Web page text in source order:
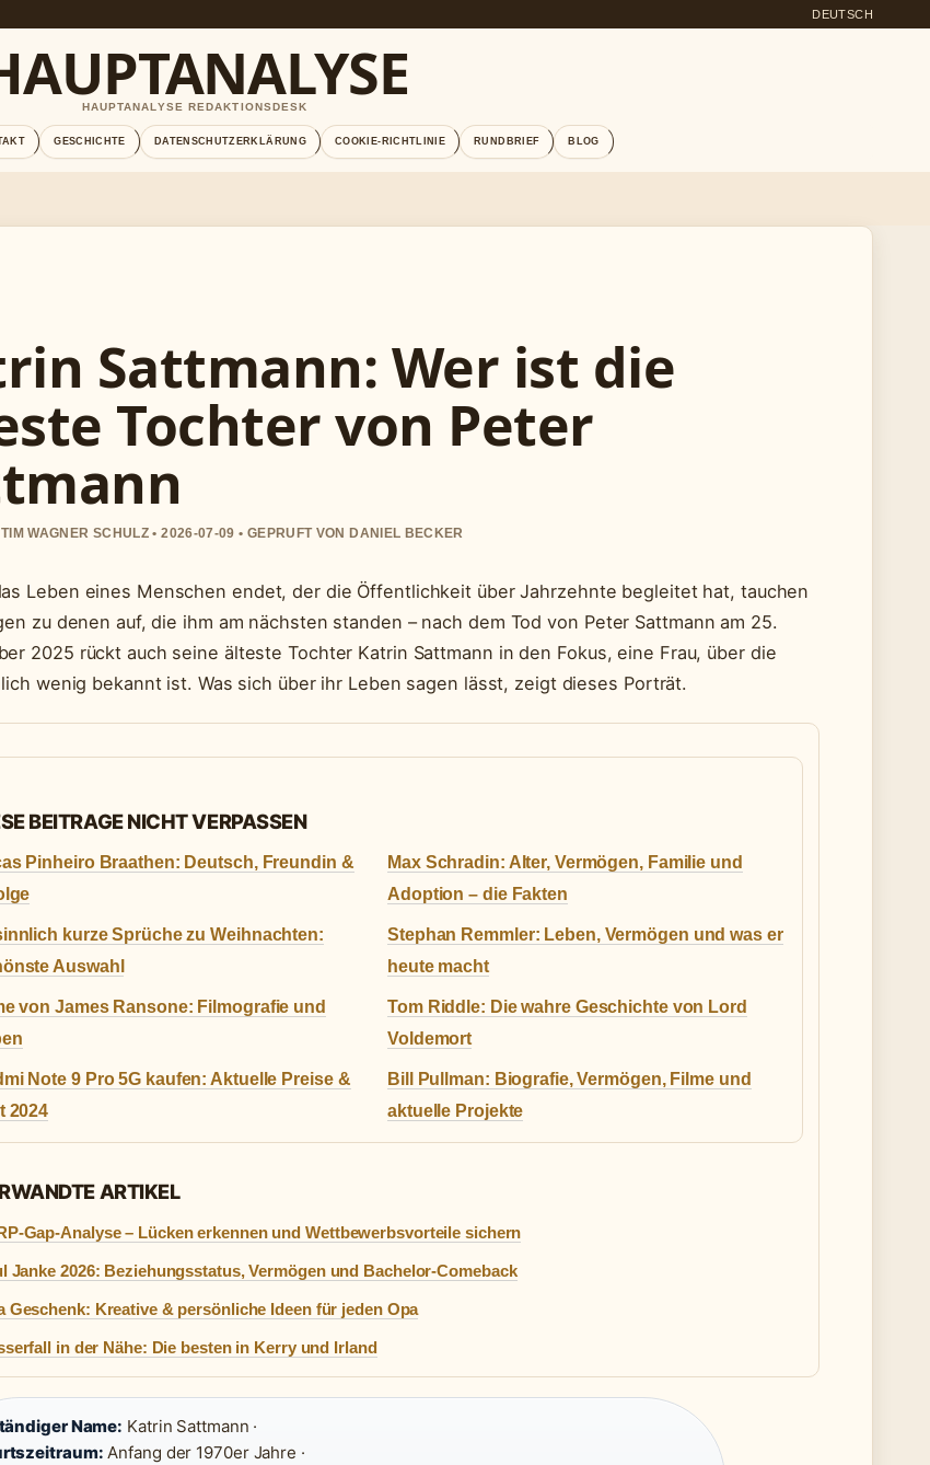
DEUTSCH
HAUPTANALYSE REDAKTIONSDESK
GESCHICHTE DATENSCHUTZERKLÄRUNG COOKIE-RICHTLINIE RUNDBRIEF BLOG
Sattmann: Wer ist die
Tochter von Peter
WAGNER SCHULZ • 2026-07-09 • GEPRUFT VON DANIEL BECKER
Leben eines Menschen endet, der die Öffentlichkeit über Jahrzehnte begleitet hat, tauchen
zu denen auf, die ihm am nächsten standen – nach dem Tod von Peter Sattmann am 25.
2025 rückt auch seine älteste Tochter Katrin Sattmann in den Fokus, eine Frau, über die
wenig bekannt ist. Was sich über ihr Leben sagen lässt, zeigt dieses Porträt.
BEITRAGE NICHT VERPASSEN
Pinheiro Braathen: Deutsch, Freundin &
Max Schradin: Alter, Vermögen, Familie und
Adoption – die Fakten
kurze Sprüche zu Weihnachten:
Auswahl
Stephan Remmler: Leben, Vermögen und was er
heute macht
von James Ransone: Filmografie und
Tom Riddle: Die wahre Geschichte von Lord
Voldemort
Note 9 Pro 5G kaufen: Aktuelle Preise &
2024
Bill Pullman: Biografie, Vermögen, Filme und
aktuelle Projekte
ARTIKEL
Gap-Analyse – Lücken erkennen und Wettbewerbsvorteile sichern
Janke 2026: Beziehungsstatus, Vermögen und Bachelor-Comeback
Geschenk: Kreative & persönliche Ideen für jeden Opa
in der Nähe: Die besten in Kerry und Irland
Name: Katrin Sattmann ·
Anfang der 1970er Jahre ·